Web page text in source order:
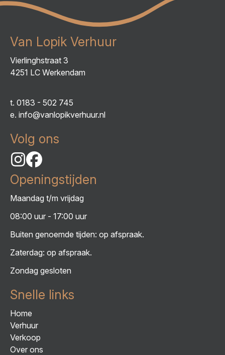
Van Lopik Verhuur
Vierlinghstraat 3
4251 LC Werkendam
t. 0183 - 502 745
e. info@vanlopikverhuur.nl
Volg ons
Openingstijden
Maandag t/m vrijdag
08:00 uur - 17:00 uur
Buiten genoemde tijden: op afspraak.
Zaterdag: op afspraak.
Zondag gesloten
Snelle links
Home
Verhuur
Verkoop
Over ons